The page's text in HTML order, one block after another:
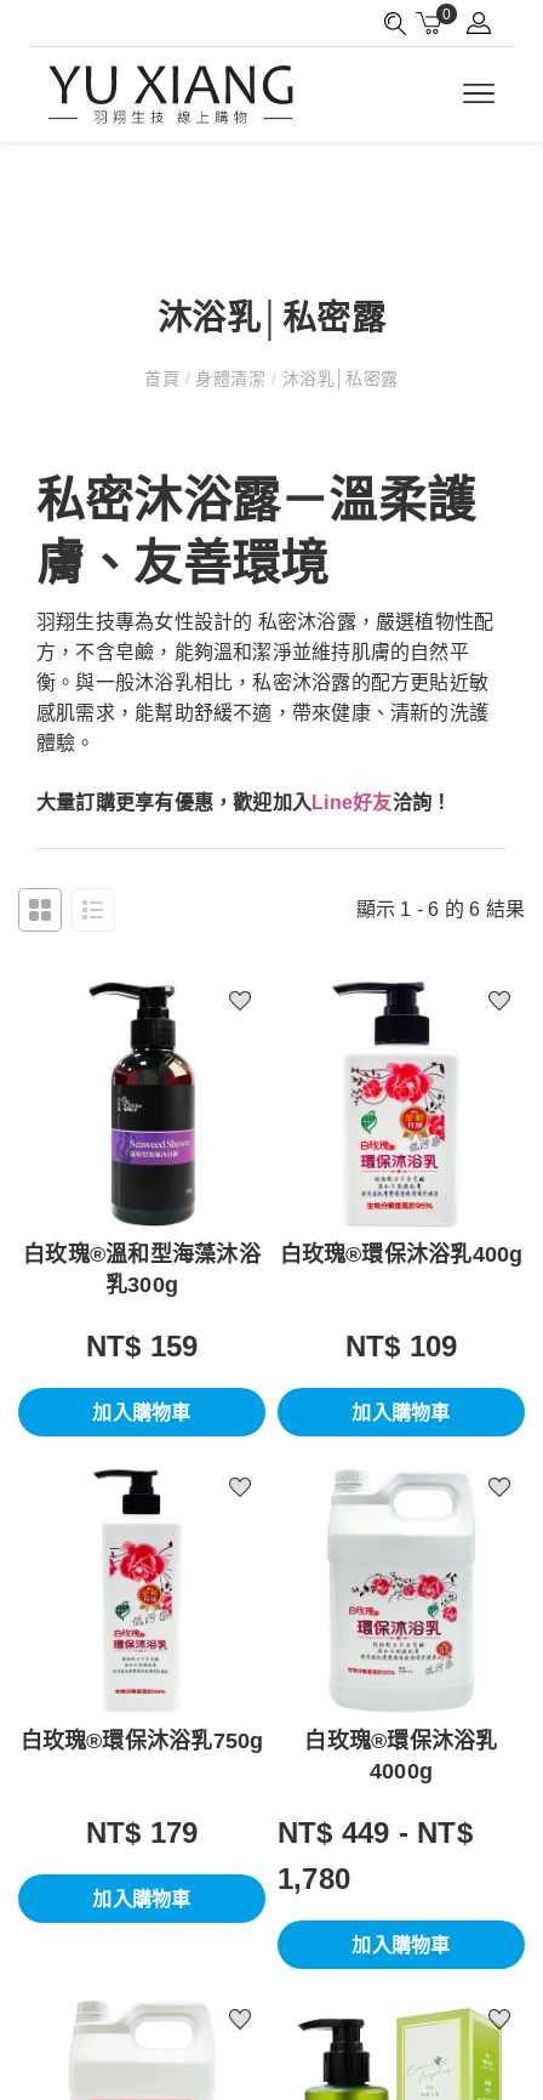
0
沐浴乳│私密露
首頁 / 身體清潔 / 沐浴乳│私密露
私密沐浴露－溫柔護
膚、友善環境
羽翔生技專為女性設計的 私密沐浴露，嚴選植物性配
方，不含皂鹼，能夠溫和潔淨並維持肌膚的自然平
衡。與一般沐浴乳相比，私密沐浴露的配方更貼近敏
感肌需求，能幫助舒緩不適，帶來健康、清新的洗護
體驗。
大量訂購更享有優惠，歡迎加入 Line好友洽詢！
顯示 1 - 6 的 6 結果
白玫瑰®溫和型海藻沐浴
乳300g
NT$ 159
加入購物車
白玫瑰®環保沐浴乳400g
NT$ 109
加入購物車
白玫瑰®環保沐浴乳750g
NT$ 179
加入購物車
白玫瑰®環保沐浴乳
4000g
NT$ 449 - NT$
1,780
加入購物車